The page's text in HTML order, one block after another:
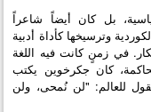
بل كان أيضاً شاعراً
وترسيخها كأداة أدبية
في زمنٍ كانت فيه اللغة
كان جكرخوين يكتب
للعالم: "لن نُمحى، ولن